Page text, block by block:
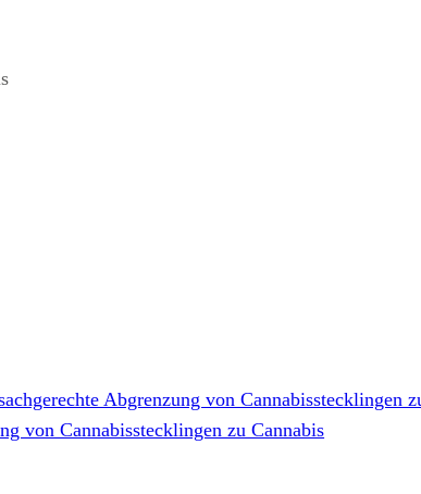
Abgrenzung von Cannabisstecklingen
von Cannabisstecklingen zu Cannabis